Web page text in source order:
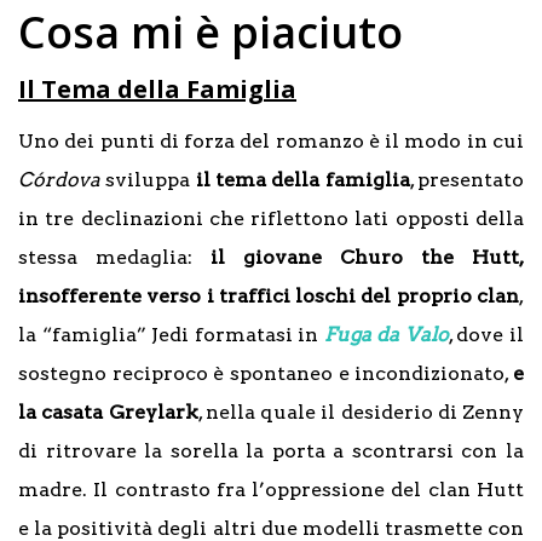
Cosa mi è piaciuto
Il Tema della Famiglia
Uno dei punti di forza del romanzo è il modo in cui
Córdovasviluppa il tema della famiglia, presentato
in tre declinazioni che riflettono lati opposti della
stessa medaglia: il giovane Churo the Hutt,
insofferente verso i traffici loschi del proprio clan,
la “famiglia” Jedi formatasi in Fuga da Valo, dove il
sostegno reciproco è spontaneo e incondizionato, e
la casata Greylark, nella quale il desiderio di Zenny
di ritrovare la sorella la porta a scontrarsi con la
madre. Il contrasto fra l’oppressione del clan Hutt
e la positività degli altri due modelli trasmette con